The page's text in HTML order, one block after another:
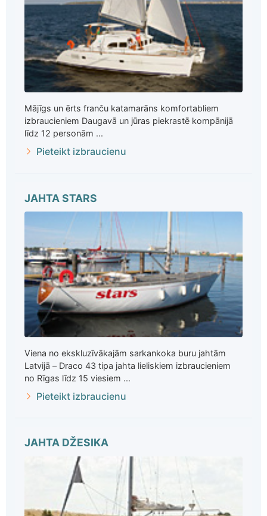
Mājīgs un ērts franču katamarāns komfortabliem
izbraucieniem Daugavā un jūras piekrastē kompānijā
līdz 12 personām ...
Pieteikt izbraucienu
JAHTA STARS
Viena no ekskluzīvākajām sarkankoka buru jahtām
Latvijā – Draco 43 tipa jahta lieliskiem izbraucieniem
no Rīgas līdz 15 viesiem ...
Pieteikt izbraucienu
JAHTA DŽESIKA